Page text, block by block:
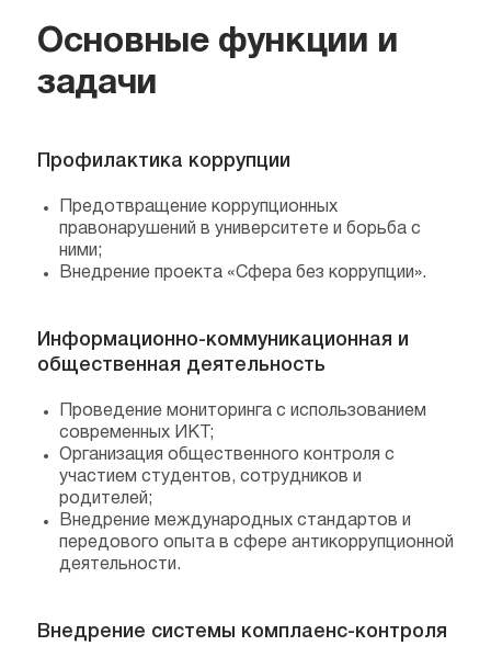
Основные функции и
задачи
Профилактика коррупции
Предотвращение коррупционных
правонарушений в университете и борьба с
ними;
Внедрение проекта «Сфера без коррупции».
Информационно-коммуникационная и
общественная деятельность
Проведение мониторинга с использованием
современных ИКТ;
Организация общественного контроля с
участием студентов, сотрудников и
родителей;
Внедрение международных стандартов и
передового опыта в сфере антикоррупционной
деятельности.
Внедрение системы комплаенс-контроля